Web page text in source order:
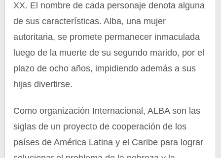
XX. El nombre de cada personaje denota alguna
de sus características. Alba, una mujer
autoritaria, se promete permanecer inmaculada
luego de la muerte de su segundo marido, por el
plazo de ocho años, impidiendo además a sus
hijas divertirse.
Como organización Internacional, ALBA son las
siglas de un proyecto de cooperación de los
países de América Latina y el Caribe para lograr